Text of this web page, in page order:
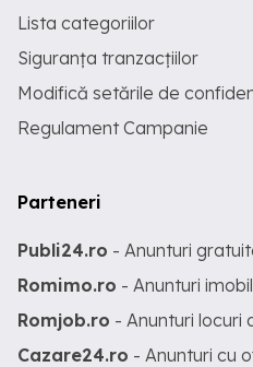
Lista categoriilor
Siguranța tranzacțiilor
Modifică setările de
Regulament Campanie
Parteneri
Publi24.ro - Anunturi
Romimo.ro - Anunturi
Romjob.ro - Anunturi locuri
Cazare24.ro - Anunturi cu